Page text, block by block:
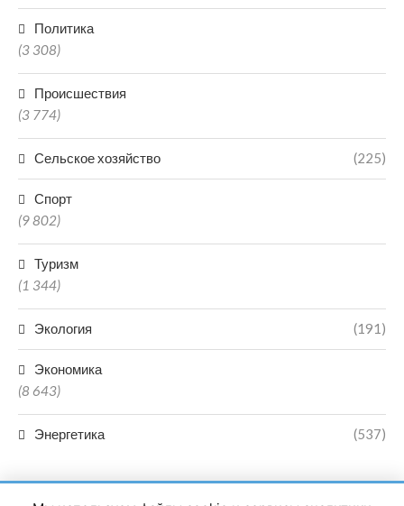
Политика
(3 308)
Происшествия
(3 774)
Сельское хозяйство (225)
Спорт
(9 802)
Туризм
(1 344)
Экология (191)
Экономика
(8 643)
Энергетика (537)